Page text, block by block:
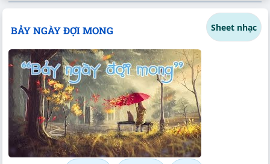
BẢY NGÀY ĐỢI MONG Sheet nhạc